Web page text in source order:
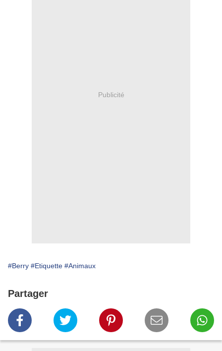
Publicité
#Berry #Etiquette #Animaux
Partager